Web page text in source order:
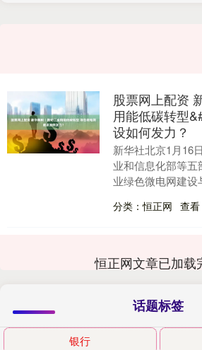
股票网上配资
用能低碳转型
设如何发力？
新华社北京1月16
业和信息化部等
业绿色微电网建
2030年）》，推
源“消....
分类：恒正网 查
恒正网文章已加载
话题标签
银行